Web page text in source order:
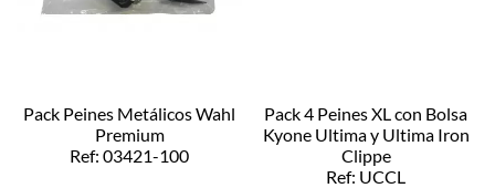
Pack Peines Metálicos Wahl
Premium
Ref: 03421-100
Pack 4 Peines XL con Bolsa
Kyone Ultima y Ultima Iron
Clippe
Ref: UCCL